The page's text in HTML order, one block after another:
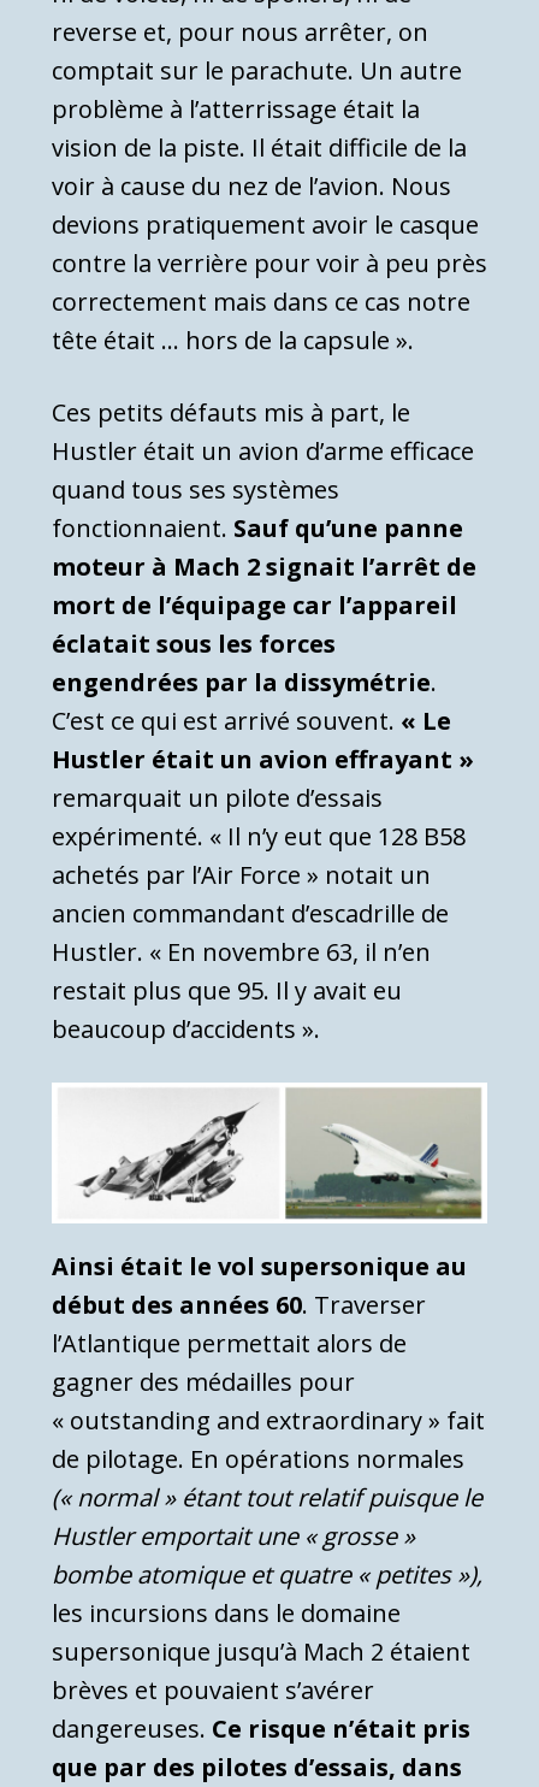
reverse et, pour nous arrêter, on
comptait sur le parachute. Un autre
problème à l’atterrissage était la
vision de la piste. Il était difficile de la
voir à cause du nez de l’avion. Nous
devions pratiquement avoir le casque
contre la verrière pour voir à peu près
correctement mais dans ce cas notre
tête était … hors de la capsule ».
Ces petits défauts mis à part, le
Hustler était un avion d’arme efficace
quand tous ses systèmes
fonctionnaient. Sauf qu’une panne
moteur à Mach 2 signait l’arrêt de
mort de l’équipage car l’appareil
éclatait sous les forces
engendrées par la dissymétrie.
C’est ce qui est arrivé souvent. « Le
Hustler était un avion effrayant »
remarquait un pilote d’essais
expérimenté. « Il n’y eut que 128 B58
achetés par l’Air Force » notait un
ancien commandant d’escadrille de
Hustler. « En novembre 63, il n’en
restait plus que 95. Il y avait eu
beaucoup d’accidents ».
Ainsi était le vol supersonique au
début des années 60. Traverser
l’Atlantique permettait alors de
gagner des médailles pour
« outstanding and extraordinary » fait
de pilotage. En opérations normales
(« normal » étant tout relatif puisque le
Hustler emportait une « grosse »
bombe atomique et quatre « petites »),
les incursions dans le domaine
supersonique jusqu’à Mach 2 étaient
brèves et pouvaient s’avérer
dangereuses. Ce risque n’était pris
que par des pilotes d’essais, dans